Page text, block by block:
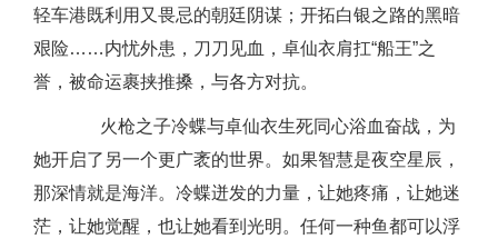
轻车港既利用又畏忌的朝廷阴谋；开拓白银之路的黑暗
艰险……内忧外患，刀刀见血，卓仙衣肩扛“船王”之
誉，被命运裹挟推搡，与各方对抗。
火枪之子冷蝶与卓仙衣生死同心浴血奋战，为
她开启了另一个更广袤的世界。如果智慧是夜空星辰，
那深情就是海洋。冷蝶迸发的力量，让她疼痛，让她迷
茫，让她觉醒，也让她看到光明。任何一种鱼都可以浮